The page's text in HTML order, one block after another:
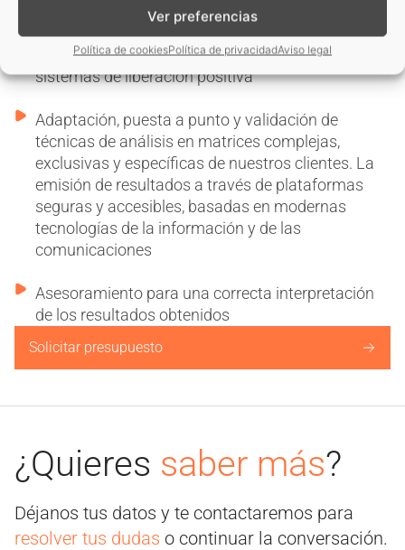
Ver preferencias
Política de cookiesPolítica de privacidadAviso legal
adecuadas, aunando criterios de alta fiabilidad,
costes y plazos adaptados a las necesidades de
nuestros clientes, incluso para dar respuesta a
sistemas de liberación positiva
Adaptación, puesta a punto y validación de
técnicas de análisis en matrices complejas,
exclusivas y específicas de nuestros clientes. La
emisión de resultados a través de plataformas
seguras y accesibles, basadas en modernas
tecnologías de la información y de las
comunicaciones
Asesoramiento para una correcta interpretación
de los resultados obtenidos
Solicitar presupuesto
¿Quieres saber más?
Déjanos tus datos y te contactaremos para
resolver tus dudas o continuar la conversación.